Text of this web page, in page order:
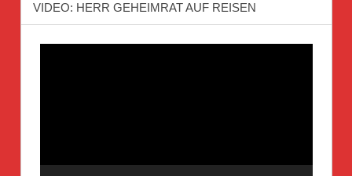
VIDEO: HERR GEHEIMRAT AUF REISEN